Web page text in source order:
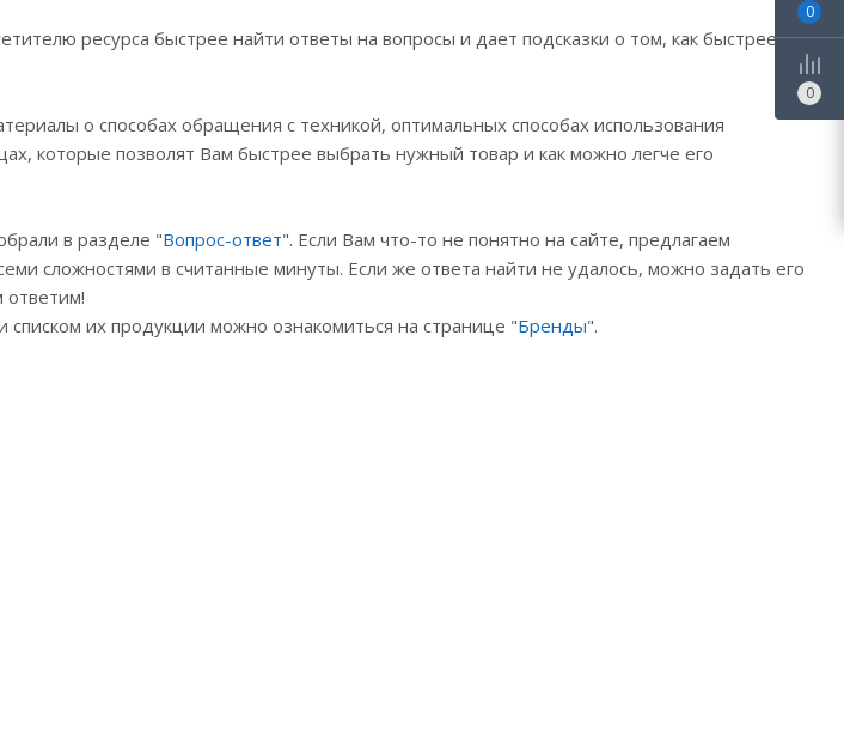
ресурса быстрее найти ответы на вопросы и дает подсказки о том, как быстрее и
о способах обращения с техникой, оптимальных способах использования
которые позволят Вам быстрее выбрать нужный товар и как можно легче его
в разделе "Вопрос-ответ". Если Вам что-то не понятно на сайте, предлагаем
сложностями в считанные минуты. Если же ответа найти не удалось, можно задать его
их продукции можно ознакомиться на странице "Бренды".
0
0